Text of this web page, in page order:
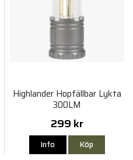
Highlander Hopfällbar Lykta
300LM
299 kr
Info Köp